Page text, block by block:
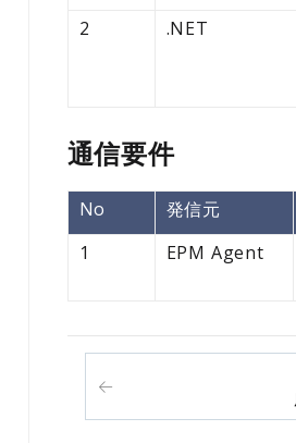
2
.NET
通信要件
No 発信元
1
EPM Agent